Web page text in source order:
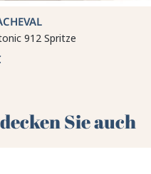
912 Spritze
Sie auch 🌻